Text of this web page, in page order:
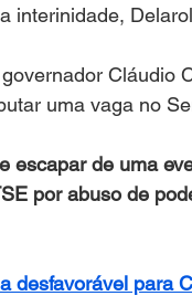
interinidade,
Cláudio
uma vaga no
escapar de uma
por abuso de
desfavorável para